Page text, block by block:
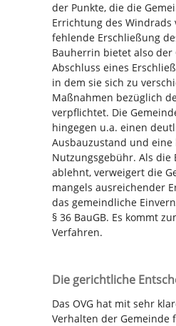
der Punkte, die die
Errichtung des Windrads
fehlende Erschließung
Bauherrin bietet also der
Abschluss eines
in dem sie sich zu
Maßnahmen bezüglich
verpflichtet. Die
hingegen u.a. einen
Ausbauzustand und eine
Nutzungsgebühr. Als die
ablehnt, verweigert die
mangels ausreichender
das gemeindliche
§ 36 BauGB. Es kommt
Verfahren.
Die gerichtliche
Das OVG hat mit sehr
Verhalten der Gemeinde